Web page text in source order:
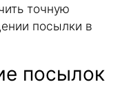
точную
посылки в
посылок